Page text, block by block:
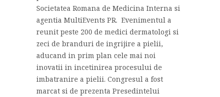
Societatea Romana de Medicina Interna si
agentia MultiEvents PR. Evenimentul a
reunit peste 200 de medici dermatologi si
zeci de branduri de ingrijire a pielii,
aducand in prim plan cele mai noi
inovatii in incetinirea procesului de
imbatranire a pielii. Congresul a fost
marcat si de prezenta Presedintelui